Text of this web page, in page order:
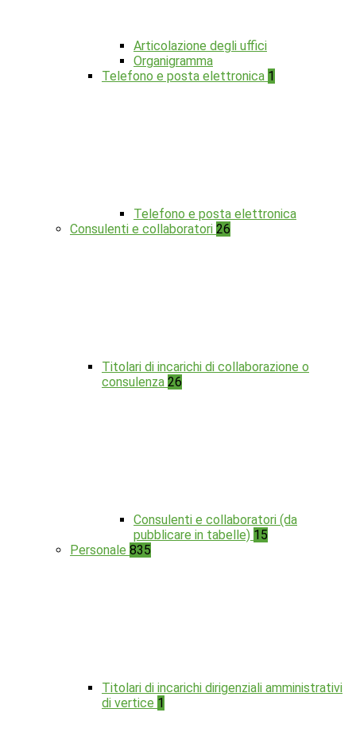
Articolazione degli uffici
Organigramma
Telefono e posta elettronica 1
Telefono e posta elettronica
Consulenti e collaboratori 26
Titolari di incarichi di collaborazione o
consulenza 26
Consulenti e collaboratori (da
pubblicare in tabelle) 15
Personale 835
Titolari di incarichi dirigenziali amministrativi
di vertice 1